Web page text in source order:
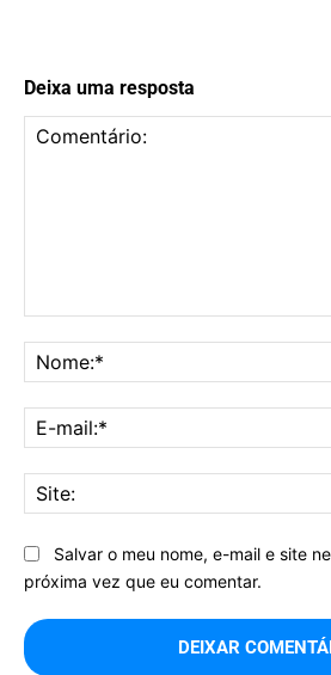
Deixa uma resposta
Salvar o meu nome, e-mail e site
próxima vez que eu comentar.